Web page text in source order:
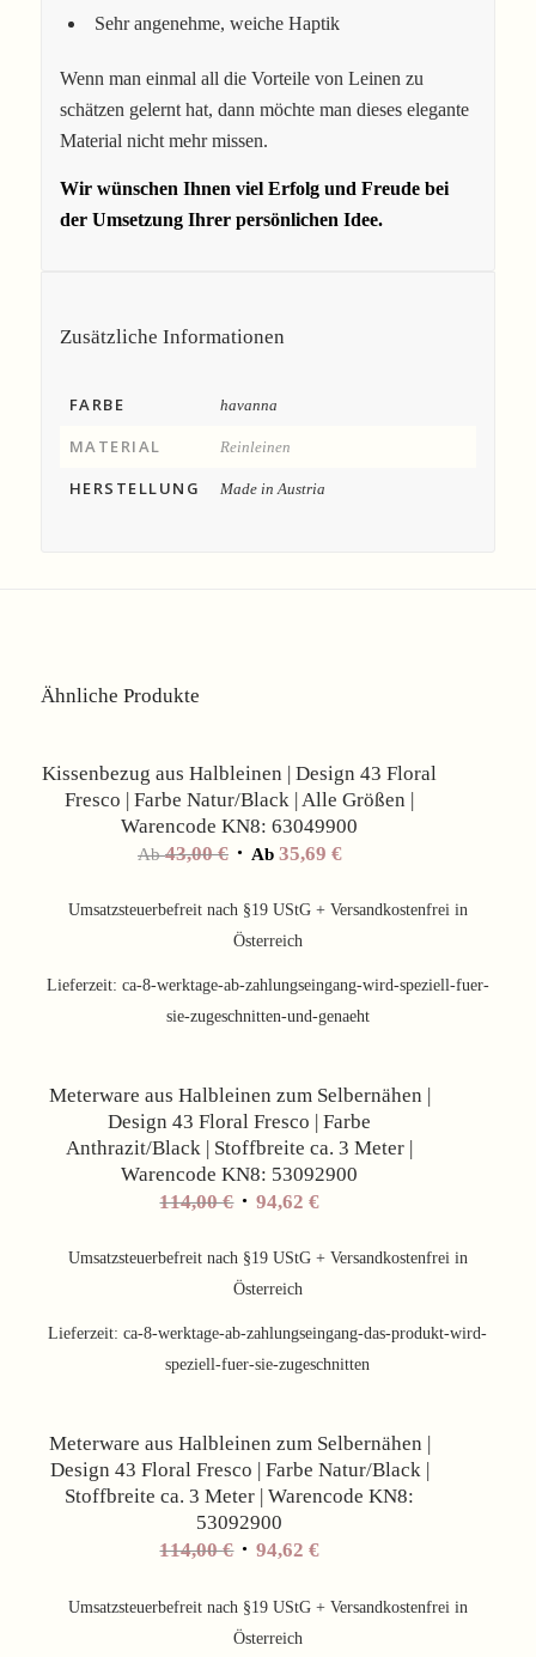
Sehr angenehme, weiche Haptik
Wenn man einmal all die Vorteile von Leinen zu
schätzen gelernt hat, dann möchte man dieses elegante
Material nicht mehr missen.
Wir wünschen Ihnen viel Erfolg und Freude bei
der Umsetzung Ihrer persönlichen Idee.
Zusätzliche Informationen
FARBE havanna
MATERIAL Reinleinen
HERSTELLUNG Made in Austria
Ähnliche Produkte
Kissenbezug aus Halbleinen | Design 43 Floral
Fresco | Farbe Natur/Black | Alle Größen |
Warencode KN8: 63049900
Ab43,00€ Ab 35,69 €
Umsatzsteuerbefreit nach §19 UStG + Versandkostenfrei in
Österreich
Lieferzeit: ca-8-werktage-ab-zahlungseingang-wird-speziell-fuer-
sie-zugeschnitten-und-genaeht
Meterware aus Halbleinen zum Selbernähen |
Design 43 Floral Fresco | Farbe
Anthrazit/Black | Stoffbreite ca. 3 Meter |
Warencode KN8: 53092900
114,00€ Ursprünglicher
war:
114,00 €
94,62€Aktueller
ist:
Umsatzsteuerbefreit nach §19 UStG + Versandkostenfrei in
Österreich
Lieferzeit:ca-8-werktage-ab-zahlungseingang-das-produkt-wird-
speziell-fuer-sie-zugeschnitten
Meterware aus Halbleinen zum Selbernähen |
Design 43 Floral Fresco | Farbe Natur/Black |
Stoffbreite ca. 3 Meter | Warencode KN8:
53092900
114,00€ Ursprünglicher
war:
114,00 €
94,62€Aktueller
ist:
Umsatzsteuerbefreit nach §19 UStG + Versandkostenfrei in
Österreich